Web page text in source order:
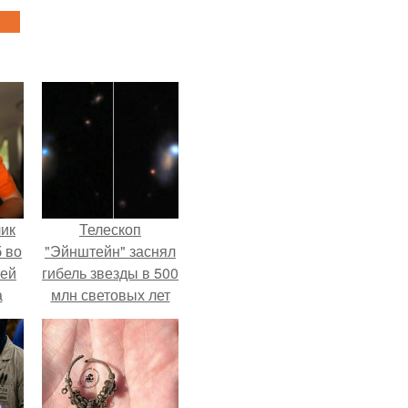
во
Телескоп
"Эйнштейн" заснял
гибель звезды в 500
млн световых лет
от земли.